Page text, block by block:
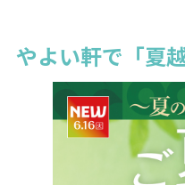
やよい軒で「夏